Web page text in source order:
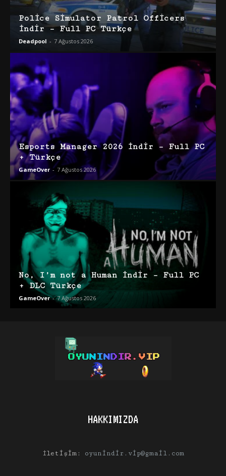
Police Simulator Patrol Officers
İndir – Full PC Türkçe
Deadpool - 7 Ağustos 2026
Esports Manager 2026 İndir – Full PC
+ Türkçe
GameOver - 7 Ağustos 2026
No, I’m not a Human İndir – Full PC
+ DLC Türkçe
GameOver - 7 Ağustos 2026
HAKKIMIZDA
İletişim: oyunindir.vip@gmail.com